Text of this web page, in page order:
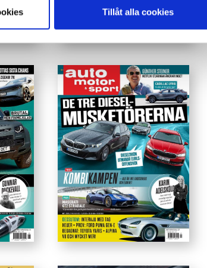
Tillåt alla cookies